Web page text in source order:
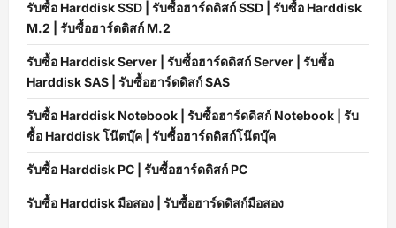
รับซื้อ Harddisk SSD | รับซื้อฮาร์ดดิสก์ SSD | รับซื้อ Harddisk
M.2 | รับซื้อฮาร์ดดิสก์ M.2
รับซื้อ Harddisk Server | รับซื้อฮาร์ดดิสก์ Server | รับซื้อ
Harddisk SAS | รับซื้อฮาร์ดดิสก์ SAS
รับซื้อ Harddisk Notebook | รับซื้อฮาร์ดดิสก์ Notebook | รับ
ซื้อ Harddisk โน๊ตบุ๊ค | รับซื้อฮาร์ดดิสก์โน๊ตบุ๊ค
รับซื้อ Harddisk PC | รับซื้อฮาร์ดดิสก์ PC
รับซื้อ Harddisk มือสอง | รับซื้อฮาร์ดดิสก์มือสอง